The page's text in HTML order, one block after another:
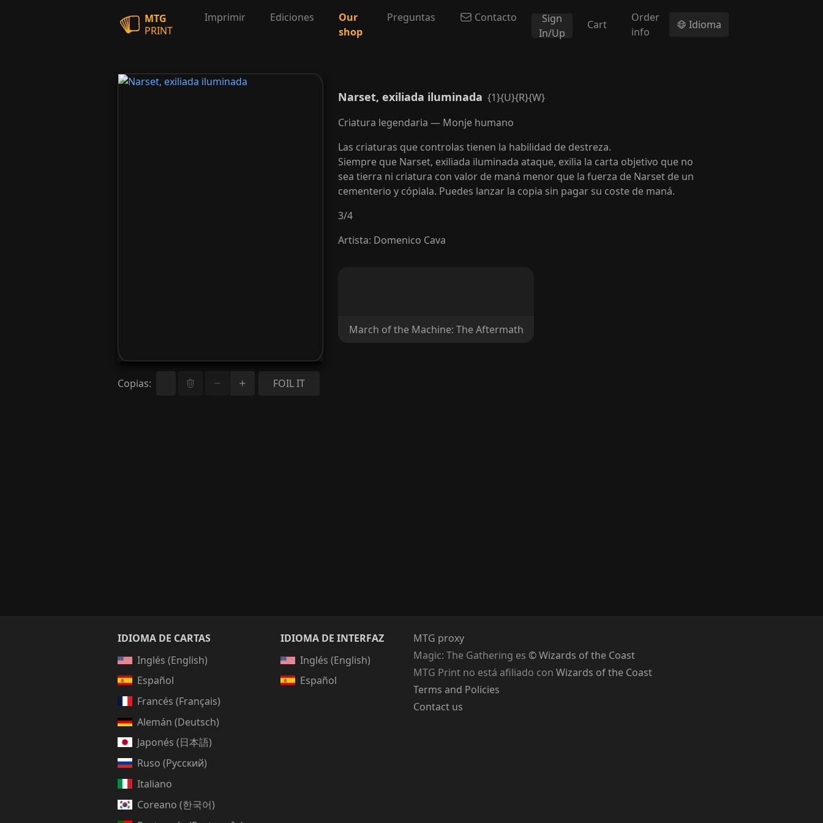
MTG
PRINT
Imprimir Ediciones
Our
shop
Preguntas Contacto
Sign
In/Up
Cart
Order
info
Idioma
Copias: FOIL IT
Narset, exiliada iluminada {1}{U}{R}{W}
Criatura legendaria — Monje humano
Las criaturas que controlas tienen la habilidad de destreza.
Siempre que Narset, exiliada iluminada ataque, exilia la carta objetivo que no
sea tierra ni criatura con valor de maná menor que la fuerza de Narset de un
cementerio y cópiala. Puedes lanzar la copia sin pagar su coste de maná.
3/4
Artista: Domenico Cava
March of the Machine: The Aftermath
IDIOMA DE CARTAS
Inglés (English)
Español
Francés (Français)
Alemán (Deutsch)
Japonés (日本語)
Ruso (Русский)
Italiano
Coreano (한국어)
IDIOMA DE INTERFAZ
Inglés (English)
Español
MTG proxy
Magic: The Gathering es © Wizards of the Coast
MTG Print no está afiliado con Wizards of the Coast
Terms and Policies
Contact us